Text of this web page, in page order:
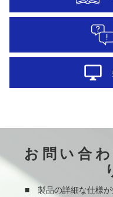
desktop_windows
お問い合
■ 製品の詳細な仕様が